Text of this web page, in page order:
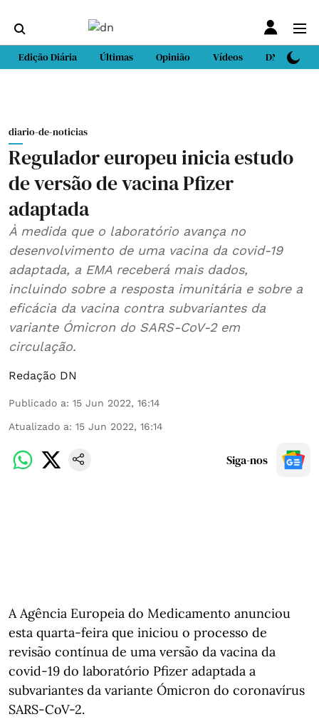
Edição Diária Últimas Opinião Vídeos DN Sport
diario-de-noticias
Regulador europeu inicia estudo
de versão de vacina Pfizer
adaptada
À medida que o laboratório avança no
desenvolvimento de uma vacina da covid-19
adaptada, a EMA receberá mais dados,
incluindo sobre a resposta imunitária e sobre a
eficácia da vacina contra subvariantes da
variante Ómicron do SARS-CoV-2 em
circulação.
Redação DN
Publicado a: 15 Jun 2022, 16:14
Atualizado a: 15 Jun 2022, 16:14
Siga-nos
A Agência Europeia do Medicamento anunciou
esta quarta-feira que iniciou o processo de
revisão contínua de uma versão da vacina da
covid-19 do laboratório Pfizer adaptada a
subvariantes da variante Ómicron do coronavírus
SARS-CoV-2.